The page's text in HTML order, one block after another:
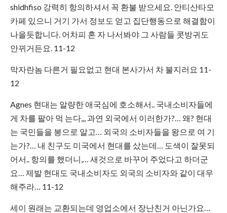
shidhfiso 강력히 항의하셔서 꼭 환불 받으세요. 안티산타모
카페 있으니 거기 가서 정보도 얻고 집단행동으로 해결함이
나을듯합니다. 어차피 혼 자 나서봐야 그 사람들 콧방귀도
안뀌거든요. 11-12
막자란놈 다른거 필요없고 현대 본사가서 차 불지러요 11-
12
Agnes 현대는 알량한 애국심에 호소해서.. 국내소비자들에
게 차를 팔아 먹 는다,,, 과연 외국에서 이러한가?… 왜? 현대
는 국민들을 봉으로 알고… 외국의 소비자들을 왕으로 여 기
는가?… 내 친구도 미국에서 현대를 샀는데… 도색이 잘못되
어서.. 항의를 했더니,… 새것으로 바꾸어 주었다고 하더군
요… 제발 현대도 국내소비자도 외국의 소비자와 같이 대우
해주라… 11-12
세이 원래는 교환되는데 영업소에서 장난친거 아닌가요…